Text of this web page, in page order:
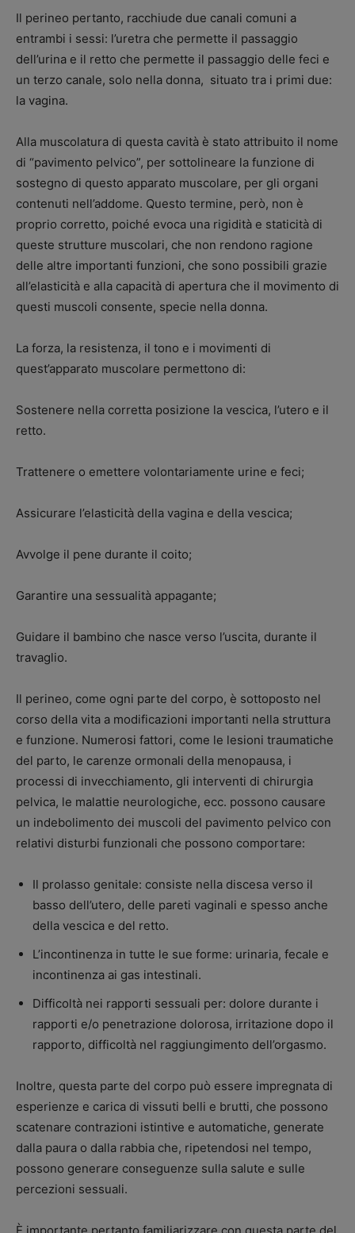
Il perineo pertanto, racchiude due canali comuni a
entrambi i sessi: l’uretra che permette il passaggio
dell’urina e il retto che permette il passaggio delle feci e
un terzo canale, solo nella donna, situato tra i primi due:
la vagina.
Alla muscolatura di questa cavità è stato attribuito il nome
di “pavimento pelvico”, per sottolineare la funzione di
sostegno di questo apparato muscolare, per gli organi
contenuti nell’addome. Questo termine, però, non è
proprio corretto, poiché evoca una rigidità e staticità di
queste strutture muscolari, che non rendono ragione
delle altre importanti funzioni, che sono possibili grazie
all’elasticità e alla capacità di apertura che il movimento di
questi muscoli consente, specie nella donna.
La forza, la resistenza, il tono e i movimenti di
quest’apparato muscolare permettono di:
Sostenere nella corretta posizione la vescica, l’utero e il
retto.
Trattenere o emettere volontariamente urine e feci;
Assicurare l’elasticità della vagina e della vescica;
Avvolge il pene durante il coito;
Garantire una sessualità appagante;
Guidare il bambino che nasce verso l’uscita, durante il
travaglio.
Il perineo, come ogni parte del corpo, è sottoposto nel
corso della vita a modificazioni importanti nella struttura
e funzione. Numerosi fattori, come le lesioni traumatiche
del parto, le carenze ormonali della menopausa, i
processi di invecchiamento, gli interventi di chirurgia
pelvica, le malattie neurologiche, ecc. possono causare
un indebolimento dei muscoli del pavimento pelvico con
relativi disturbi funzionali che possono comportare:
Il prolasso genitale: consiste nella discesa verso il
basso dell’utero, delle pareti vaginali e spesso anche
della vescica e del retto.
L’incontinenza in tutte le sue forme: urinaria, fecale e
incontinenza ai gas intestinali.
Difficoltà nei rapporti sessuali per: dolore durante i
rapporti e/o penetrazione dolorosa, irritazione dopo il
rapporto, difficoltà nel raggiungimento dell’orgasmo.
Inoltre, questa parte del corpo può essere impregnata di
esperienze e carica di vissuti belli e brutti, che possono
scatenare contrazioni istintive e automatiche, generate
dalla paura o dalla rabbia che, ripetendosi nel tempo,
possono generare conseguenze sulla salute e sulle
percezioni sessuali.